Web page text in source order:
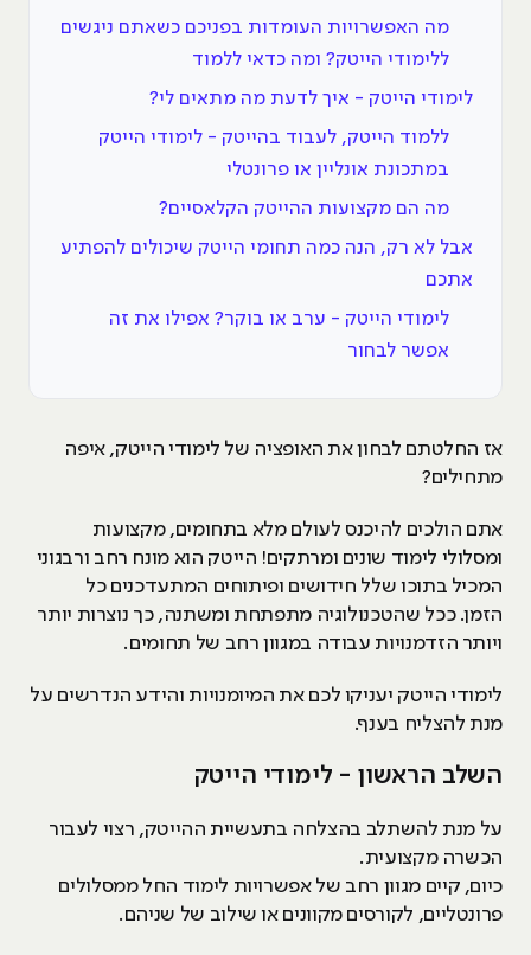
מה האפשרויות העומדות בפניכם כשאתם ניגשים
ללימודי הייטק? ומה כדאי ללמוד
לימודי הייטק - איך לדעת מה מתאים לי?
ללמוד הייטק, לעבוד בהייטק - לימודי הייטק
במתכונת אונליין או פרונטלי
מה הם מקצועות ההייטק הקלאסיים?
אבל לא רק, הנה כמה תחומי הייטק שיכולים להפתיע
אתכם
לימודי הייטק - ערב או בוקר? אפילו את זה
אפשר לבחור
אז החלטתם לבחון את האופציה של לימודי הייטק, איפה
מתחילים?
אתם הולכים להיכנס לעולם מלא בתחומים, מקצועות
ומסלולי לימוד שונים ומרתקים! הייטק הוא מונח רחב ורבגוני
המכיל בתוכו שלל חידושים ופיתוחים המתעדכנים כל
הזמן. ככל שהטכנולוגיה מתפתחת ומשתנה, כך נוצרות יותר
ויותר הזדמנויות עבודה במגוון רחב של תחומים.
לימודי הייטק יעניקו לכם את המיומנויות והידע הנדרשים על
מנת להצליח בענף.
השלב הראשון - לימודי הייטק
על מנת להשתלב בהצלחה בתעשיית ההייטק, רצוי לעבור
הכשרה מקצועית.
כיום, קיים מגוון רחב של אפשרויות לימוד החל ממסלולים
פרונטליים, לקורסים מקוונים או שילוב של שניהם.